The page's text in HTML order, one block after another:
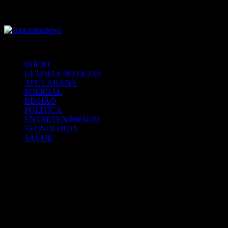
INÍCIO
ÚLTIMAS NOTÍCIAS
APUCARANA
POLICIAL
REGIÃO
POLÍTICA
ENTRETENIMENTO
TECNOLOGIA
SAÚDE